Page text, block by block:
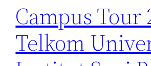
Campus Tour
Telkom